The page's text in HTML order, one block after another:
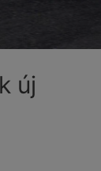
új